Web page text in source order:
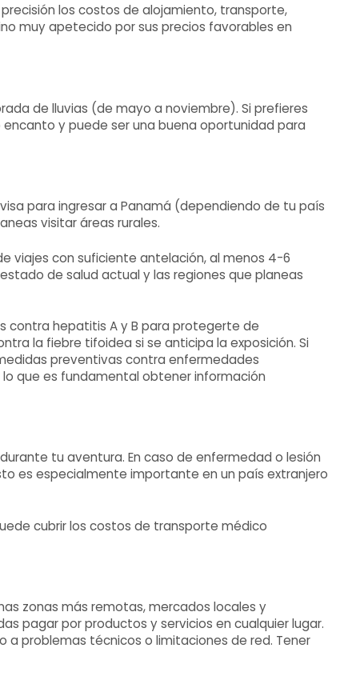
los costos de alojamiento, transporte,
muy apetecido por sus precios favorables en
de lluvias (de mayo a noviembre). Si prefieres
y puede ser una buena oportunidad para
para ingresar a Panamá (dependiendo de tu país
visitar áreas rurales.
viajes con suficiente antelación, al menos 4-6
de salud actual y las regiones que planeas
contra hepatitis A y B para protegerte de
la fiebre tifoidea si se anticipa la exposición. Si
preventivas contra enfermedades
que es fundamental obtener información
tu aventura. En caso de enfermedad o lesión
es especialmente importante en un país extranjero
cubrir los costos de transporte médico
zonas más remotas, mercados locales y
pagar por productos y servicios en cualquier lugar.
problemas técnicos o limitaciones de red. Tener